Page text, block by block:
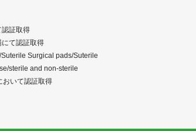
証取得
て認証取得
Surgical pads/Suterile
sterile and non-sterile
おいて認証取得